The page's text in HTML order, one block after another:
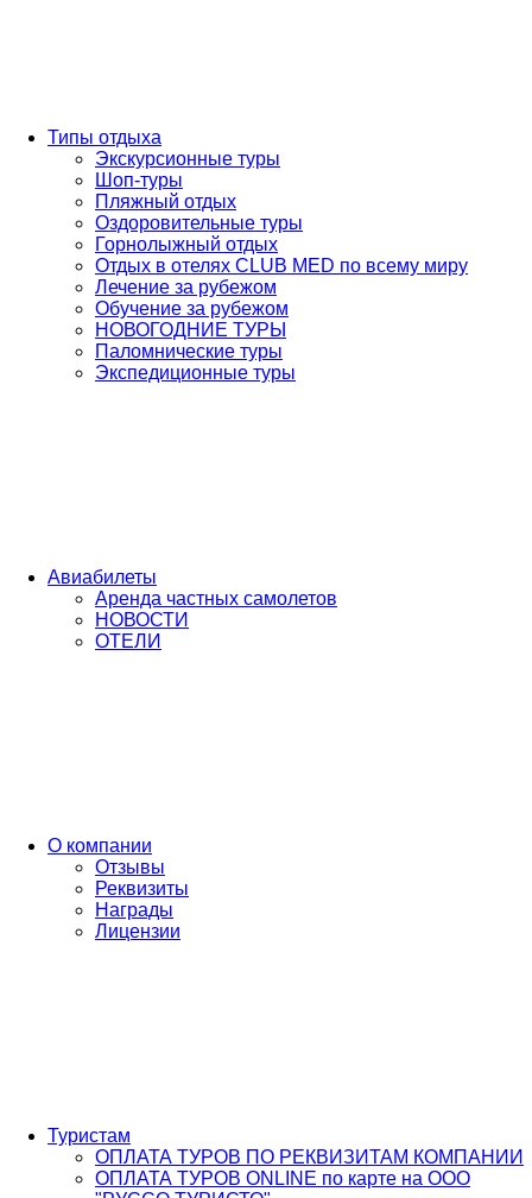
Типы отдыха
Экскурсионные туры
Шоп-туры
Пляжный отдых
Оздоровительные туры
Горнолыжный отдых
Отдых в отелях CLUB MED по всему миру
Лечение за рубежом
Обучение за рубежом
НОВОГОДНИЕ ТУРЫ
Паломнические туры
Экспедиционные туры
Авиабилеты
Аренда частных самолетов
НОВОСТИ
ОТЕЛИ
О компании
Отзывы
Реквизиты
Награды
Лицензии
Туристам
ОПЛАТА ТУРОВ ПО РЕКВИЗИТАМ КОМПАНИИ
ОПЛАТА ТУРОВ ONLINE по карте на ООО